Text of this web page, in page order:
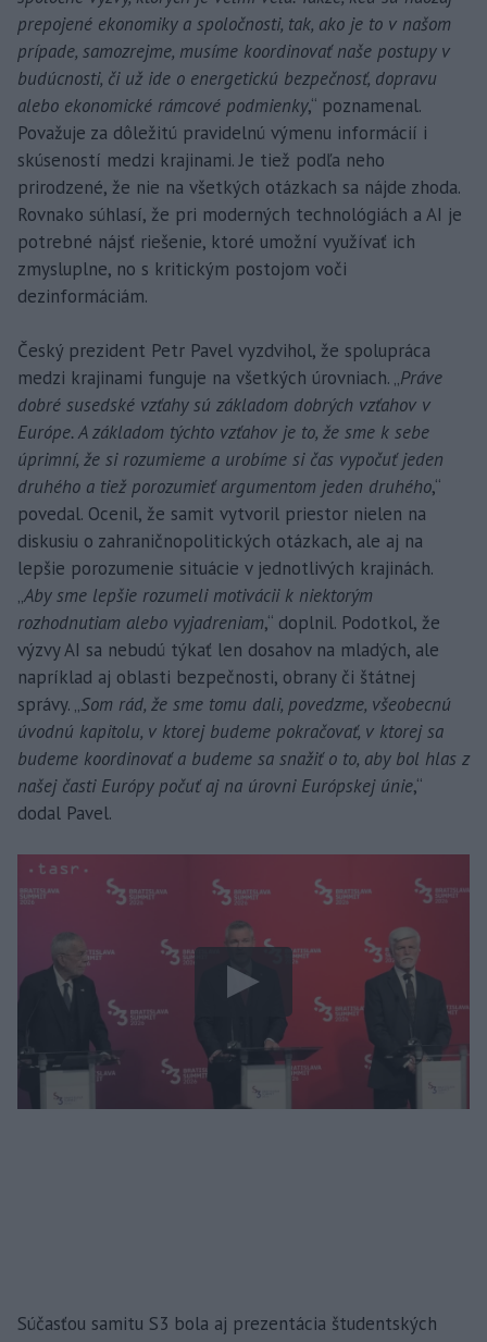
prepojené ekonomiky a spoločnosti, tak, ako je to v našom
prípade, samozrejme, musíme koordinovať naše postupy v
budúcnosti, či už ide o energetickú bezpečnosť, dopravu
alebo ekonomické rámcové podmienky,“ poznamenal.
Považuje za dôležitú pravidelnú výmenu informácií i
skúseností medzi krajinami. Je tiež podľa neho
prirodzené, že nie na všetkých otázkach sa nájde zhoda.
Rovnako súhlasí, že pri moderných technológiách a AI je
potrebné nájsť riešenie, ktoré umožní využívať ich
zmysluplne, no s kritickým postojom voči
dezinformáciám.
Český prezident Petr Pavel vyzdvihol, že spolupráca
medzi krajinami funguje na všetkých úrovniach. „Práve
dobré susedské vzťahy sú základom dobrých vzťahov v
Európe. A základom týchto vzťahov je to, že sme k sebe
úprimní, že si rozumieme a urobíme si čas vypočuť jeden
druhého a tiež porozumieť argumentom jeden druhého,“
povedal. Ocenil, že samit vytvoril priestor nielen na
diskusiu o zahraničnopolitických otázkach, ale aj na
lepšie porozumenie situácie v jednotlivých krajinách.
„Aby sme lepšie rozumeli motivácii k niektorým
rozhodnutiam alebo vyjadreniam,“ doplnil. Podotkol, že
výzvy AI sa nebudú týkať len dosahov na mladých, ale
napríklad aj oblasti bezpečnosti, obrany či štátnej
správy. „Som rád, že sme tomu dali, povedzme, všeobecnú
úvodnú kapitolu, v ktorej budeme pokračovať, v ktorej sa
budeme koordinovať a budeme sa snažiť o to, aby bol hlas z
našej časti Európy počuť aj na úrovni Európskej únie,“
dodal Pavel.
Súčasťou samitu S3 bola aj prezentácia študentských